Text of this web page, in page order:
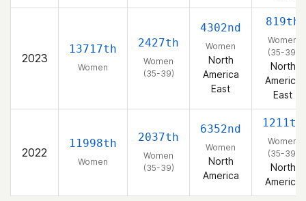
2023
13717th
Women
2427th
Women
(35-39)
4302nd
Women
North
America
East
819th
Women
(35-39)
North
America
East
2022
11998th
Women
2037th
Women
(35-39)
6352nd
Women
North
America
1211th
Women
(35-39)
North
America